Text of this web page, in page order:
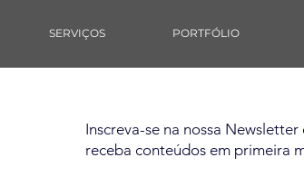
SERVIÇOS PORTFÓLIO
Inscreva-se na nossa Newsletter
receba conteúdos em primeira